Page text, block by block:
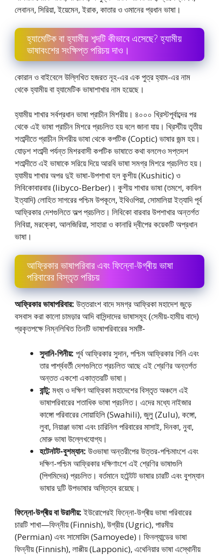
লেবানন, সিরিয়া, ইয়েমেন, ইরাক, কাতার ও ওমানের প্রধান ভাষা।
হ্যামেটিক বা হ্যামীয় শব্দটি কীভাবে এসেছে? হ্যামীয়
ভাষাবংশের সংক্ষিপ্ত পরিচয় দাও।
কোরান ও বাইবেলে উল্লিখিত হজরত নূহ-এর এক পুত্র হ্যাম-এর নাম
থেকে হ্যামীয় বা হ্যামেটিক ভাষাশাখার নাম হয়েছে।
হ্যামীয় শাখার সর্বপ্রধান ভাষা প্রাচীন মিশরীয়। ৪০০০ খ্রিস্টপূর্বাব্দের পর
থেকে এই ভাষা প্রাচীন মিশরে প্রচলিত হয় বলে জানা যায়। খ্রিস্টীয় তৃতীয়
শতাব্দীতে প্রাচীন মিশরীয় ভাষা থেকে কপটিক (Coptic) ভাষার জন্ম হয়।
যােড়শ শতাব্দী পর্যন্ত মিশরবাসী কপটিক ভাষাতে কথা বললেও সপ্তদশ
শতাব্দীতে এই ভাষাকে সরিয়ে দিয়ে আরবি ভাষা সমগ্র মিশরে প্রচলিত হয়।
হ্যামীয় শাখার অপর দুই ভাষা-উপশাখা হল কুশীয় (Kushitic) ও
লিবিকোবারবার (libyco-Berber)। কুশীয় শাখার ভাষা (তমশে, কাবিল
ইত্যাদি) লােহিত সাগরের পশ্চিম উপকূলে, ইথিওপিয়া, সােমালিয়া ইত্যাদি পূর্ব
আফ্রিকার দেশগুলিতে অল্প প্রচলিত। লিবিকো বারবার উপশাখার অন্তর্গত
লিবিয়া, মরক্কো, আলজিরিয়া, সাহারা ও কানারি দ্বীপের কয়েকটি অপ্রধান
ভাষা।
আফ্রিকার ভাষাপরিবার এবং ফিন্নো-উগ্ৰীয় ভাষা
পরিবারের বিস্তৃত পরিচয়
আফ্রিকার ভাষাপরিবার: উত্তরাংশ বাদে সমগ্র আফ্রিকা মহাদেশ জুড়ে
বসবাস করা কালাে চামড়ার আদি বাসিন্দাদের ভাষাসমূহ (সেমীয়-হামীয় বাদে)
প্রকৃতপক্ষে নিম্নলিখিত তিনটি ভাষাপরিবারের সমষ্টি-
সুদানি-গিনীয়: পূর্ব আফ্রিকার সুদান, পশ্চিম আফ্রিকার গিনি এবং
তার পার্শ্ববর্তী দেশগুলিতে প্রচলিত আছে এই শ্রেণির অন্তর্গত
অন্তত একশাে একাত্তরটি ভাষা।
বান্টু: মধ্য ও দক্ষিণ আফ্রিকা মহাদেশের বিস্তৃত অঞ্চলে এই
ভাষাপরিবারের শতাধিক ভাষা প্রচলিত। এদের মধ্যে নাইজার
কাঙ্গো পরিবারের সােয়াহিলি (Swahili), জুলু (Zulu), কঙ্গাে,
লুবা, নিয়াঞ্জা ভাষা এবং চারিনিল পরিবারের মাসাই, দিনকা, নুবা,
মােরু ভাষা উল্লেখযােগ্য।
হটেনটট-বুশম্যান: উওভাষা অন্তরীপের উত্তর-পশ্চিমাংশে এবং
দক্ষিণ-পশ্চিম আফ্রিকার দক্ষিণাংশে এই শ্রেণির ভাষাগুলি
(পিগমিদের) প্রচলিত। বর্তমানে হটেন্টট ভাষার চারটি এবং বুশম্যান
ভাষার দুটি উপভাষার অস্তিত্ব রয়েছে।
ফিন্নো-উগ্ৰীয় বা উরালীয়:ইউরােপেরই ফিন্নো-উগ্ৰীয় ভাষা পরিবারের
চারটি শাখা—ফিন্নীয় (Finnish), উগ্রীয় (Ugric), পারমীয়
(Permian) এবং সামােয়িদ (Samoyede)। ফিনল্যান্ডের ভাষা
ফিন্নীয় (Finnish), লাপ্পীয় (Lapponic), এথেনিয়ার ভাষা এস্থােনীয়